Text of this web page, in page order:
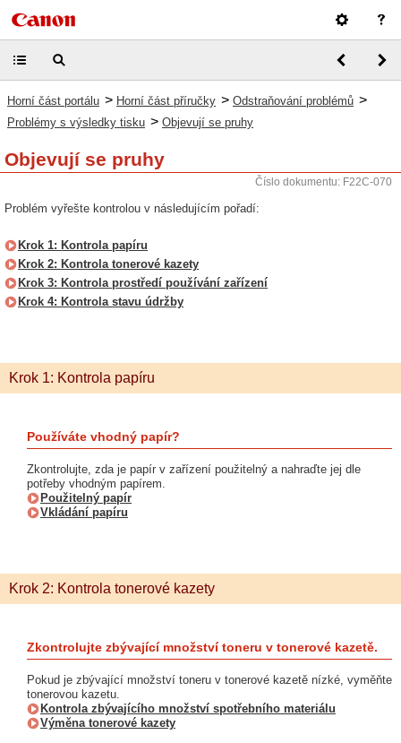
Horní část portálu > Horní část příručky > Odstraňování problémů >
Problémy s výsledky tisku > Objevují se pruhy
Objevují se pruhy
Číslo dokumentu: F22C-070
Problém vyřešte kontrolou v následujícím pořadí:
Krok 1: Kontrola papíru
Krok 2: Kontrola tonerové kazety
Krok 3: Kontrola prostředí používání zařízení
Krok 4: Kontrola stavu údržby
Krok 1: Kontrola papíru
Používáte vhodný papír?
Zkontrolujte, zda je papír v zařízení použitelný a nahraďte jej dle
potřeby vhodným papírem.
Použitelný papír
Vkládání papíru
Krok 2: Kontrola tonerové kazety
Zkontrolujte zbývající množství toneru v tonerové kazetě.
Pokud je zbývající množství toneru v tonerové kazetě nízké, vyměňte
tonerovou kazetu.
Kontrola zbývajícího množství spotřebního materiálu
Výměna tonerové kazety